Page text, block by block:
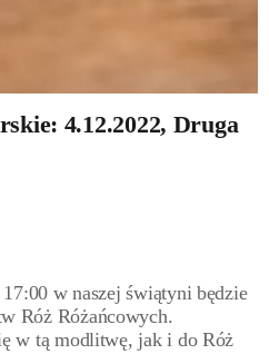
4.12.2022, Druga
w naszej świątyni będzie
Róż Różańcowych.
w tą modlitwę, jak i do Róż